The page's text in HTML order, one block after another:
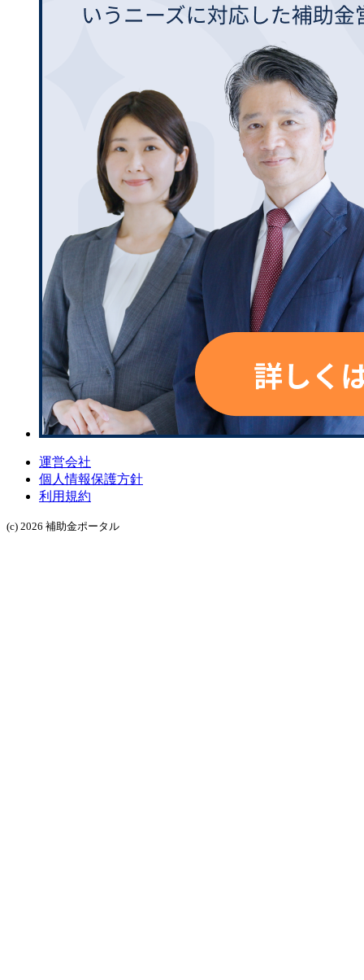
運営会社
個人情報保護方針
利用規約
(c) 2026 補助金ポータル